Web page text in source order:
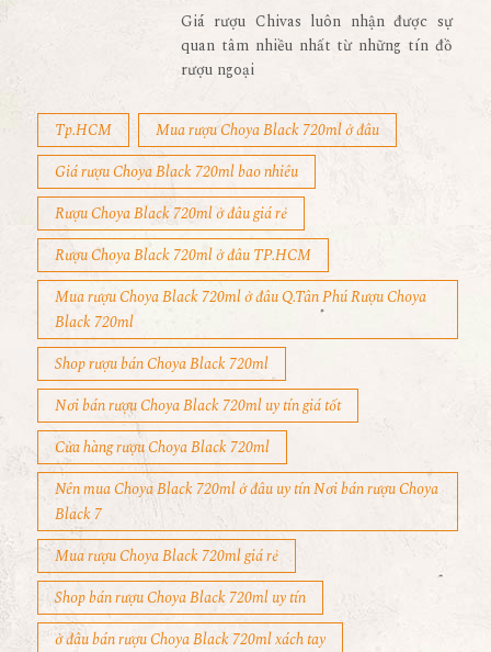
Giá rượu Chivas luôn nhận được sự
quan tâm nhiều nhất từ những tín đồ
rượu ngoại
Tp.HCM
Mua rượu Choya Black 720ml ở đâu
Giá rượu Choya Black 720ml bao nhiêu
Rượu Choya Black 720ml ở đâu giá rẻ
Rượu Choya Black 720ml ở đâu TP.HCM
Mua rượu Choya Black 720ml ở đâu Q.Tân Phú Rượu Choya
Black 720ml
Shop rượu bán Choya Black 720ml
Nơi bán rượu Choya Black 720ml uy tín giá tốt
Cửa hàng rượu Choya Black 720ml
Nên mua Choya Black 720ml ở đâu uy tín Nơi bán rượu Choya
Black 7
Mua rượu Choya Black 720ml giá rẻ
Shop bán rượu Choya Black 720ml uy tín
ở đâu bán rượu Choya Black 720ml xách tay